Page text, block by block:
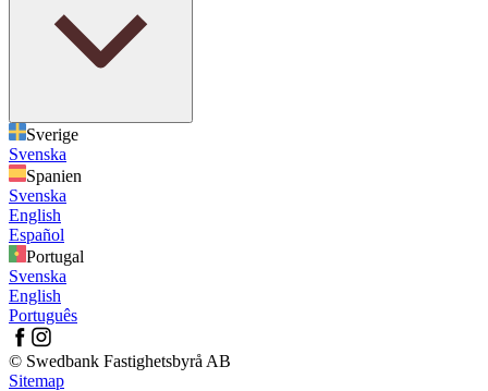
Sverige
Svenska
Spanien
Svenska
English
Español
Portugal
Svenska
English
Português
© Swedbank Fastighetsbyrå AB
Sitemap